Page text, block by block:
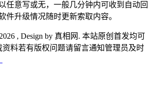
任意写或无，一般几分钟内可收到自动回
件升级情况随时更新索取内容。
, Design by 真相网. 本站原创首发均可
资料若有版权问题请留言通知管理员及时